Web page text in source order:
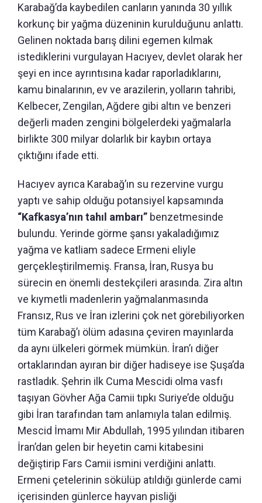
Karabağ’da kaybedilen canların yanında 30 yıllık
korkunç bir yağma düzeninin kurulduğunu anlattı.
Gelinen noktada barış dilini egemen kılmak
istediklerini vurgulayan Hacıyev, devlet olarak her
şeyi en ince ayrıntısına kadar raporladıklarını,
kamu binalarının, ev ve arazilerin, yolların tahribi,
Kelbecer, Zengilan, Ağdere gibi altın ve benzeri
değerli maden zengini bölgelerdeki yağmalarla
birlikte 300 milyar dolarlık bir kaybın ortaya
çıktığını ifade etti.
Hacıyev ayrıca Karabağ’ın su rezervine vurgu
yaptı ve sahip olduğu potansiyel kapsamında
“Kafkasya’nın tahıl ambarı” benzetmesinde
bulundu. Yerinde görme şansı yakaladığımız
yağma ve katliam sadece Ermeni eliyle
gerçekleştirilmemiş. Fransa, İran, Rusya bu
sürecin en önemli destekçileri arasında. Zira altın
ve kıymetli madenlerin yağmalanmasında
Fransız, Rus ve İran izlerini çok net görebiliyorken
tüm Karabağ’ı ölüm adasına çeviren mayınlarda
da aynı ülkeleri görmek mümkün. İran’ı diğer
ortaklarından ayıran bir diğer hadiseye ise Şuşa’da
rastladık. Şehrin ilk Cuma Mescidi olma vasfı
taşıyan Gövher Ağa Camii tıpkı Suriye’de olduğu
gibi İran tarafından tam anlamıyla talan edilmiş.
Mescid İmamı Mir Abdullah, 1995 yılından itibaren
İran’dan gelen bir heyetin cami kitabesini
değiştirip Fars Camii ismini verdiğini anlattı.
Ermeni çetelerinin sökülüp atıldığı günlerde cami
içerisinden günlerce hayvan pisliği